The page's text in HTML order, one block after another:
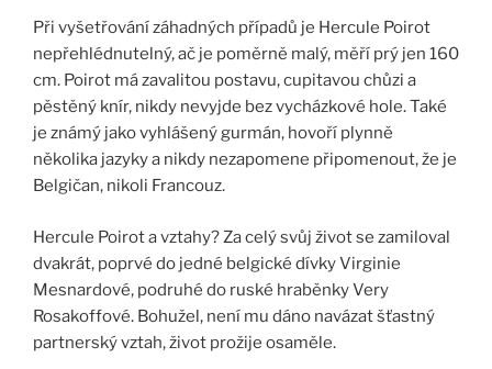
Při vyšetřování záhadných případů je Hercule Poirot
nepřehlédnutelný, ač je poměrně malý, měří prý jen 160
cm. Poirot má zavalitou postavu, cupitavou chůzi a
pěstěný knír, nikdy nevyjde bez vycházkové hole. Také
je známý jako vyhlášený gurmán, hovoří plynně
několika jazyky a nikdy nezapomene připomenout, že je
Belgičan, nikoli Francouz.
Hercule Poirot a vztahy? Za celý svůj život se zamiloval
dvakrát, poprvé do jedné belgické dívky Virginie
Mesnardové, podruhé do ruské hraběnky Very
Rosakoffové. Bohužel, není mu dáno navázat šťastný
partnerský vztah, život prožije osaměle.